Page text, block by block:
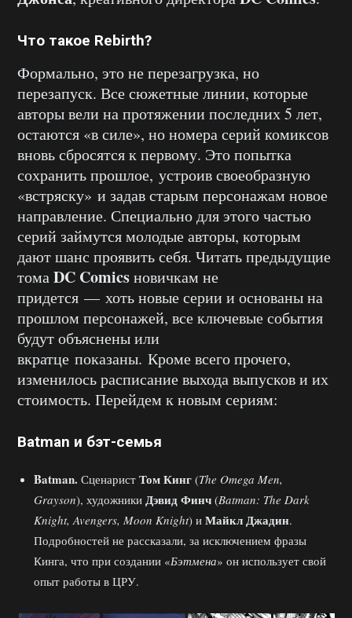
Что такое Rebirth?
Формально, это не перезагрузка, но
перезапуск. Все сюжетные линии, которые
авторы вели на протяжении последних 5 лет,
остаются «в силе», но номера серий комиксов
вновь сбросятся к первому. Это попытка
сохранить прошлое, устроив своеобразную
«встряску» и задав старым персонажам новое
направление. Специально для этого частью
серий займутся молодые авторы, которым
дают шанс проявить себя. Читать предыдущие
томаDC Comicsновичкам не
придется — хоть новые серии и основаны на
прошлом персонажей, все ключевые события
будут объяснены или
вкратце показаны. Кроме всего прочего,
изменилось расписание выхода выпусков и их
стоимость. Перейдем к новым сериям:
Batman и бэт-семья
Batman. Сценарист Том Кинг (The Omega Men,
Grayson), художники Дэвид Финч (Batman: The Dark
Knight, Avengers, Moon Knight) и Майкл Джадин.
Подробностей не рассказали, за исключением фразы
Кинга, что при создании «Бэтмена» он использует свой
опыт работы в ЦРУ.